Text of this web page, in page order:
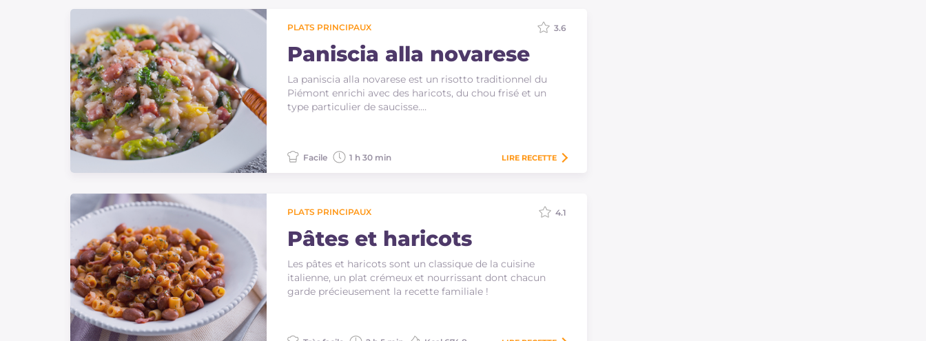
PLATS PRINCIPAUX
Paniscia alla novarese
La paniscia alla novarese est un risotto traditionnel du
Piémont enrichi avec des haricots, du chou frisé et un
type particulier de saucisse.…
3.6
Facile 1 h 30 min LIRE RECETTE
PLATS PRINCIPAUX
Pâtes et haricots
Les pâtes et haricots sont un classique de la cuisine
italienne, un plat crémeux et nourrissant dont chacun
garde précieusement la recette familiale !
4.1